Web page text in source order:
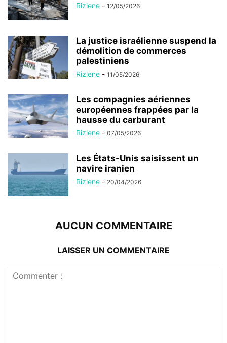
Rizlene - 12/05/2026
La justice israélienne suspend la
démolition de commerces
palestiniens
Rizlene - 11/05/2026
Les compagnies aériennes
européennes frappées par la
hausse du carburant
Rizlene - 07/05/2026
Les États-Unis saisissent un
navire iranien
Rizlene - 20/04/2026
AUCUN COMMENTAIRE
LAISSER UN COMMENTAIRE